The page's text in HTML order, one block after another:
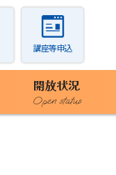
講座等申込
開放状況
Open status